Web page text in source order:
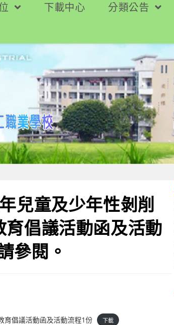
下載中心 分類公告
兒童及少年性剝削
倡議活動函及活動
參閱。
育倡議活動函及活動流程1份 下載